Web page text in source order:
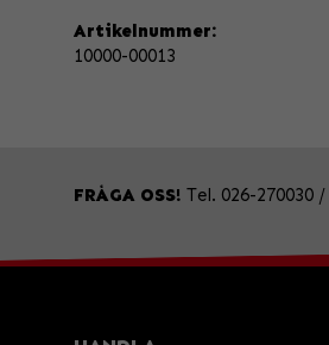
Artikelnummer:
10000-00013
FRÅGA OSS! Tel. 026-270030 /